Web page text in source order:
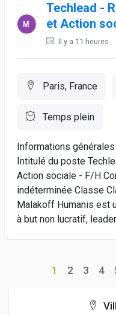
Techlead -
et Action
Il y a 11 heures
Paris, France
Temps plein
Informations
Intitulé du poste
Action sociale - F/H
indéterminée Classe
Malakoff Humanis est
à but non lucratif,
1 2 3 4